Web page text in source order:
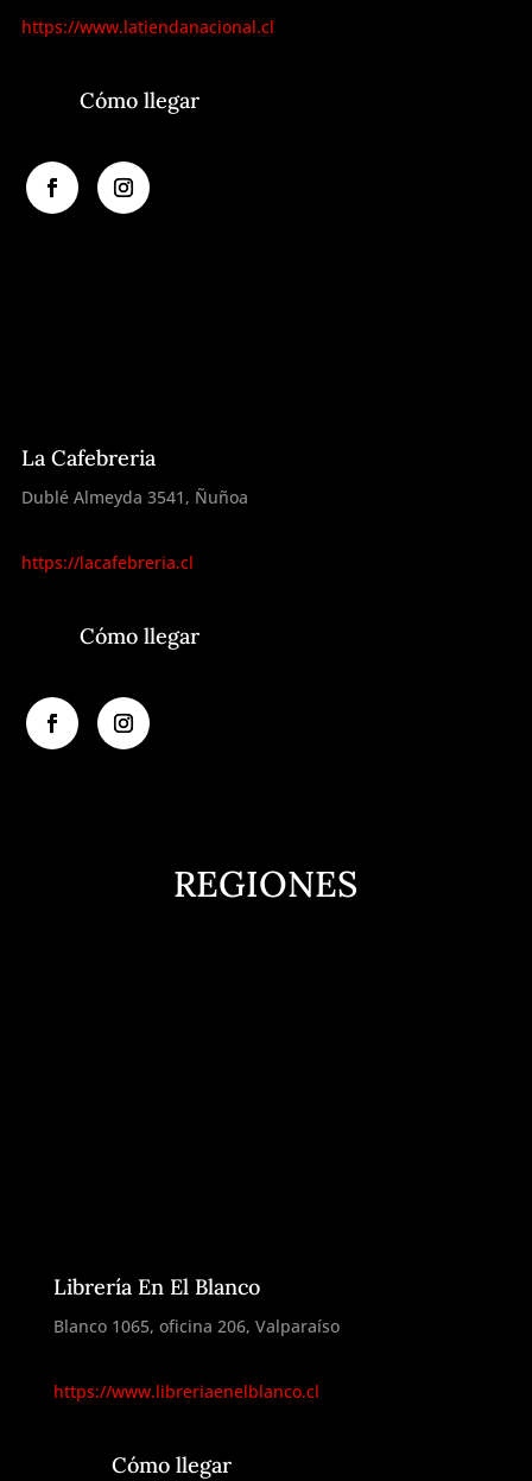
https://www.latiendanacional.cl
Cómo llegar
La Cafebreria
Dublé Almeyda 3541, Ñuñoa
https://lacafebreria.cl
Cómo llegar
REGIONES
Librería En El Blanco
Blanco 1065, oficina 206, Valparaíso
https://www.libreriaenelblanco.cl
Cómo llegar